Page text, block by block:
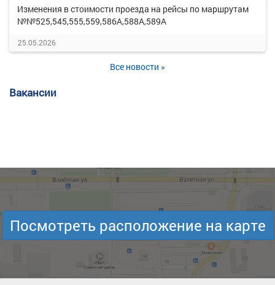
Изменения в стоимости проезда на рейсы по маршрутам
№№525,545,555,559,586А,588А,589А
25.05.2026
Все новости »
Вакансии
Посмотреть расположение на карте